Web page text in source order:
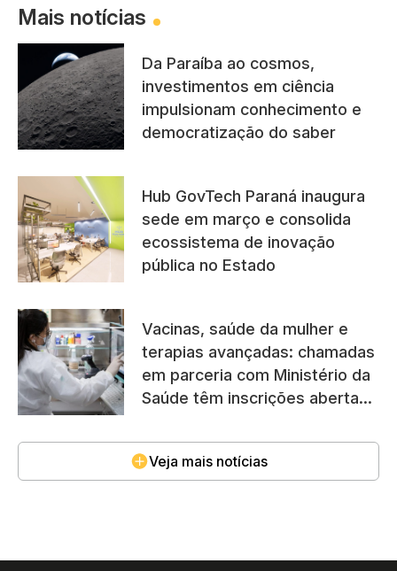
Mais notícias
Da Paraíba ao cosmos,
investimentos em ciência
impulsionam conhecimento e
democratização do saber
Hub GovTech Paraná inaugura
sede em março e consolida
ecossistema de inovação
pública no Estado
Vacinas, saúde da mulher e
terapias avançadas: chamadas
em parceria com Ministério da
Saúde têm inscrições abertas
Veja mais notícias